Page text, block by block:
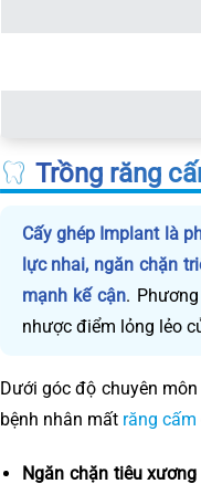
Trồng răng
Cấy ghép Implant là
lực nhai, ngăn chặn
mạnh kế cận.
nhược điểm lỏng lẻo
Dưới góc độ chuyên môn
bệnh nhân mất răng cấm
Ngăn chặn tiêu